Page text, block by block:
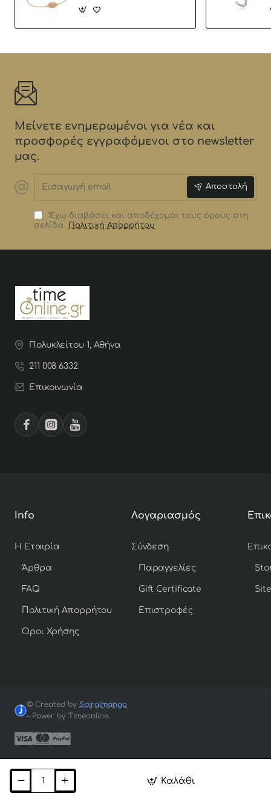
Καλάθι
Μείνετε ενημερωμένοι για νέα και
προσφορές εγγραφόμενοι στο newsletter
μας.
email
Αποστολή
Έχω διαβάσει και αποδέχομαι τους όρους στη
σελίδα
Πολιτική Απορρήτου
Πολυκλείτου 1, Αθήνα
211 008 6332
Επικοινωνία
Info
Η Εταιρία
Άρθρα
FAQ
Πολιτική Απορρήτου
Όροι Χρήσης
Λογαριασμός
Σύνδεση
Παραγγελίες
Gift Certificate
Επιστροφές
© Created by Spiralmango
– Power by Timeonline.